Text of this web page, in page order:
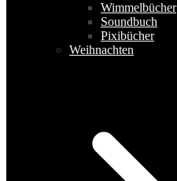
Wimmelbücher
Soundbuch
Pixibücher
Weihnachten